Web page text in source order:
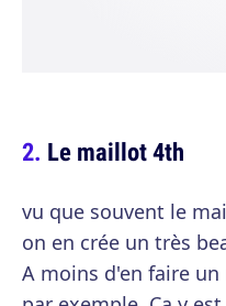
Le maillot 4th
vu que souvent le
on en crée un très
A moins d'en faire